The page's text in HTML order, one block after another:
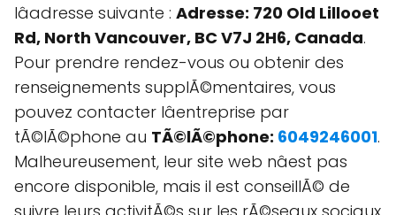
lâadresse suivante : Adresse: 720 Old Lillooet
Rd, North Vancouver, BC V7J 2H6, Canada.
Pour prendre rendez-vous ou obtenir des
renseignements supplÃ©mentaires, vous
pouvez contacter lâentreprise par
tÃ©lÃ©phone au TÃ©lÃ©phone: 6049246001.
Malheureusement, leur site web nâest pas
encore disponible, mais il est conseillÃ© de